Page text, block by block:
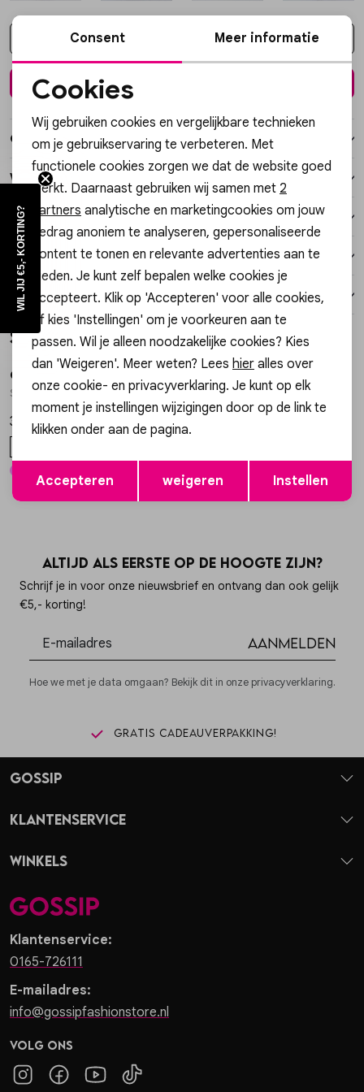
Vesten
Jassen
Kies een maat
Over dit item
Winkelvoorraad
Kenmerken
Verzending / Ophalen in de winkel
Retourneren
Style dit met
Gossip
SK13676 GESTREEPT BADSTOF T-SHIRT
34,99
/2
Altijd als eerste op de hoogte zijn?
Schrijf je in voor onze nieuwsbrief en ontvang dan ook gelijk
€5,- korting!
Aanmelden
Hoe we met je data omgaan? Bekijk dit in onze privacyverklaring.
Gratis cadeauverpakking!
Klantenservice:
0165-726111
E-mailadres:
info@gossipfashionstore.nl
Volg ons
Gossip
Klantenservice
Winkels
Noodzakelijke cookies
Personalisatie cookies
Analytische cookies
Marketing cookies
Opslaan
Consent Meer informatie
Cookies
Wij gebruiken cookies en vergelijkbare technieken
om je gebruikservaring te verbeteren. Met
functionele cookies zorgen we dat de website goed
werkt. Daarnaast gebruiken wij samen met 2
partners analytische en marketingcookies om jouw
gedrag anoniem te analyseren, gepersonaliseerde
content te tonen en relevante advertenties aan te
bieden. Je kunt zelf bepalen welke cookies je
accepteert. Klik op 'Accepteren' voor alle cookies,
of kies 'Instellingen' om je voorkeuren aan te
passen. Wil je alleen noodzakelijke cookies? Kies
dan 'Weigeren'. Meer weten? Lees hier alles over
onze cookie- en privacyverklaring. Je kunt op elk
moment je instellingen wijzigingen door op de link te
klikken onder aan de pagina.
Accepteren weigeren Instellen
WIL JIJ €5,- KORTING?